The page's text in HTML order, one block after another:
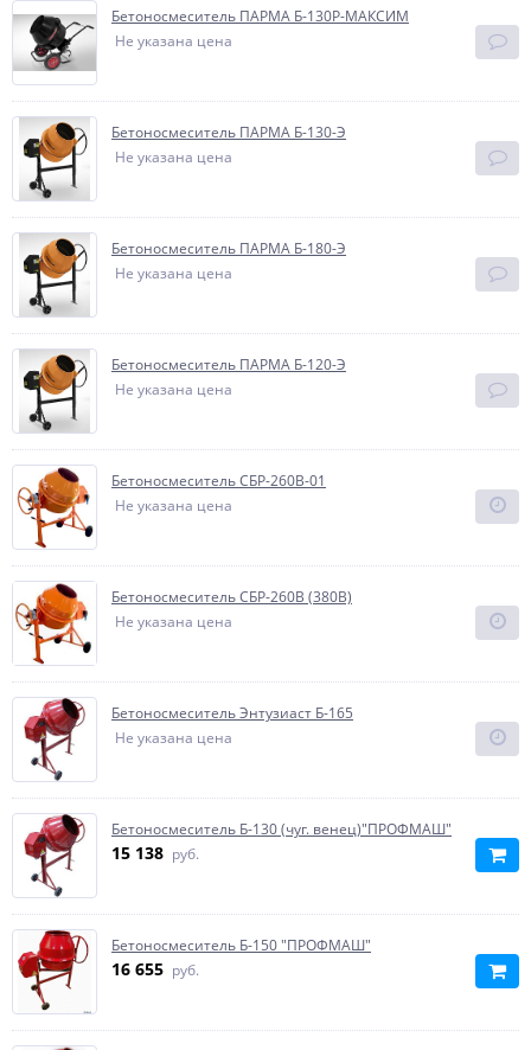
Бетоносмеситель ПАРМА Б-130Р-МАКСИМ
Не указана цена
Бетоносмеситель ПАРМА Б-130-Э
Не указана цена
Бетоносмеситель ПАРМА Б-180-Э
Не указана цена
Бетоносмеситель ПАРМА Б-120-Э
Не указана цена
Бетоносмеситель СБР-260В-01
Не указана цена
Бетоносмеситель СБР-260В (380В)
Не указана цена
Бетоносмеситель Энтузиаст Б-165
Не указана цена
Бетоносмеситель Б-130 (чуг. венец)"ПРОФМАШ"
15 138 руб.
Бетоносмеситель Б-150 "ПРОФМАШ"
16 655 руб.